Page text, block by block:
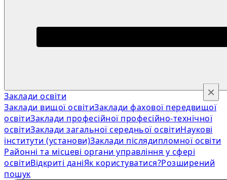
Заклади освіти
Заклади вищої освітиЗаклади фахової передвищої
освітиЗаклади професійної професійно-технічної
освітиЗаклади загальної середньої освітиНаукові
інститути (установи)Заклади післядипломної освіти
Районні та місцеві органи управління у сфері
освітиВідкриті даніЯк користуватися?Розширений
пошук
×